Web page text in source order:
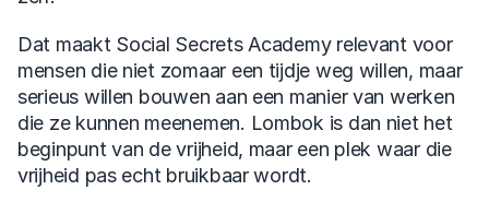
Dat maakt Social Secrets Academy relevant voor
mensen die niet zomaar een tijdje weg willen, maar
serieus willen bouwen aan een manier van werken
die ze kunnen meenemen. Lombok is dan niet het
beginpunt van de vrijheid, maar een plek waar die
vrijheid pas echt bruikbaar wordt.